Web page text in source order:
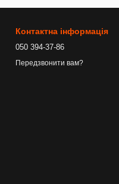
Контактна інформація
050 394-37-86
Передзвонити вам?